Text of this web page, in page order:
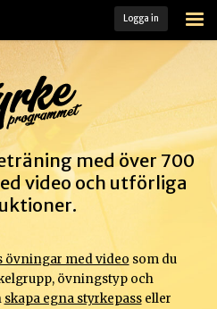
Logga in
med över 700
video och utförliga
övningar med video som du
övningstyp och
skapa egna styrkepasseller